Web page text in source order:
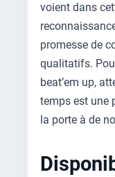
voient dans
promesse de
qualitatifs.
beat’em up,
temps est une
la porte à de